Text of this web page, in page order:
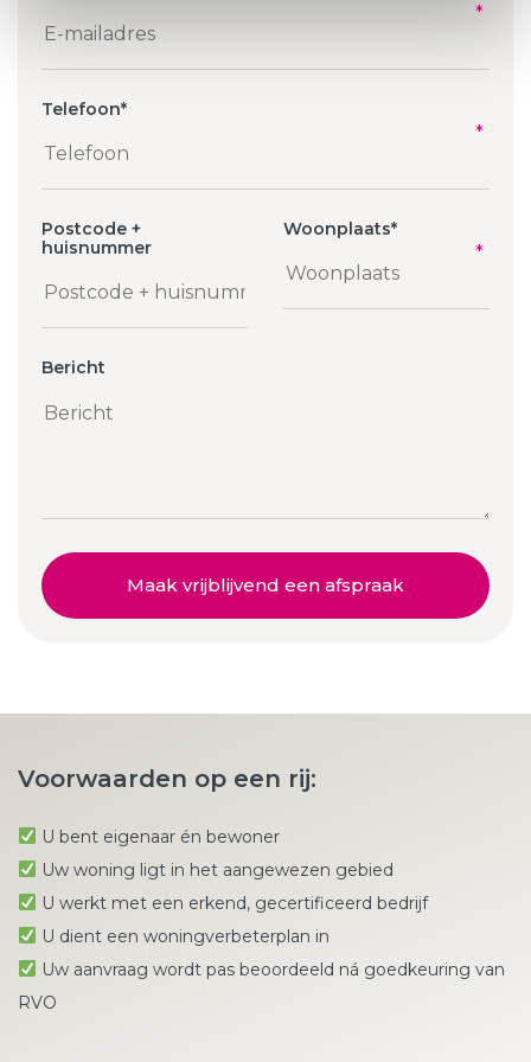
Telefoon*
Postcode +
huisnummer
Woonplaats*
Bericht
Maak vrijblijvend een afspraak
Voorwaarden op een rij:
U bent eigenaar én bewoner
Uw woning ligt in het aangewezen gebied
U werkt met een erkend, gecertificeerd bedrijf
U dient een woningverbeterplan in
Uw aanvraag wordt pas beoordeeld ná goedkeuring van
RVO